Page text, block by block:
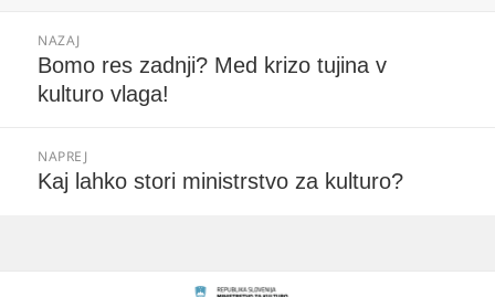
prispevka
NAZAJ
Prejšnji
prispevek:
Bomo res zadnji? Med krizo tujina v
kulturo vlaga!
NAPREJ
Naslednji
Kaj lahko stori ministrstvo za kulturo?